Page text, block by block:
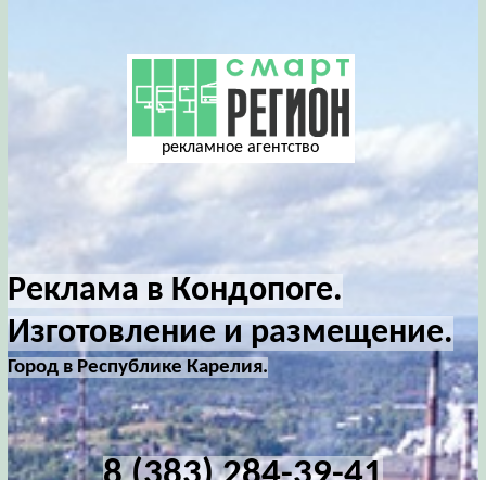
рекламное агентство
Реклама в Кондопоге.
Изготовление и размещение.
Город в Республике Карелия.